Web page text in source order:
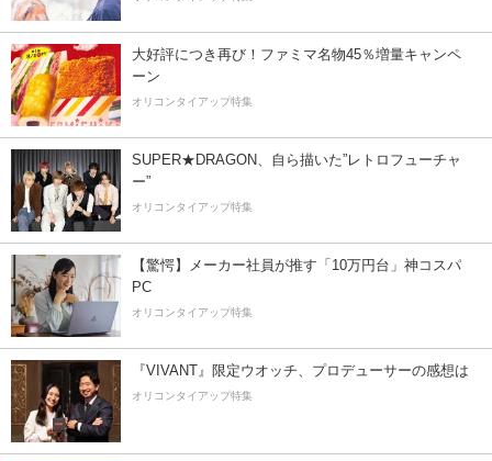
大好評につき再び！ファミマ名物45％増量キャンペ
ーン
オリコンタイアップ特集
SUPER★DRAGON、自ら描いた”レトロフューチャ
ー”
オリコンタイアップ特集
【驚愕】メーカー社員が推す「10万円台」神コスパ
PC
オリコンタイアップ特集
『VIVANT』限定ウオッチ、プロデューサーの感想は
オリコンタイアップ特集